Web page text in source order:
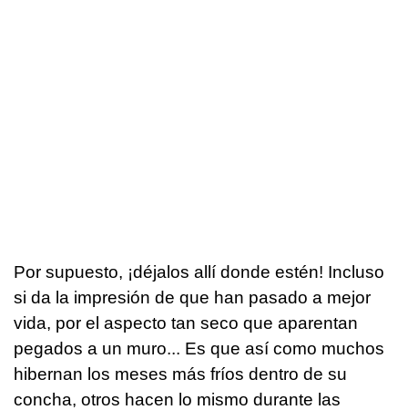
Por supuesto, ¡déjalos allí donde estén! Incluso
si da la impresión de que han pasado a mejor
vida, por el aspecto tan seco que aparentan
pegados a un muro... Es que así como muchos
hibernan los meses más fríos dentro de su
concha, otros hacen lo mismo durante las